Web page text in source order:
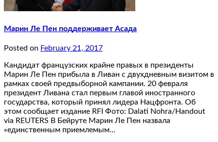
Марин Ле Пен поддерживает Асада
Posted on February 21, 2017
Кандидат французских крайне правых в президенты
Марин Ле Пен прибыла в Ливан с двухдневным визитом в
рамках своей предвыборной кампании. 20 февраля
президент Ливана стал первым главой иностранного
государства, который принял лидера Нацфронта. Об
этом сообщает издание RFI Фото: Dalati Nohra/Handout
via REUTERS В Бейруте Марин Ле Пен назвала
«единственным приемлемым…